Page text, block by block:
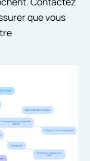
que vous